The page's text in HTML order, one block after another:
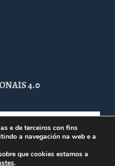
4.0
e de terceiros con fins
a navegación na web e a
que cookies estamos a
.